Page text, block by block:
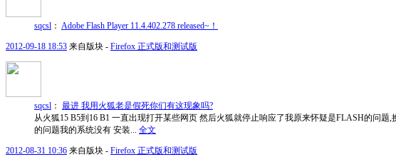
sqcsl ： Adobe Flash Player 11.4.402.278 released~！
2012-09-18 18:53 来自版块 - Firefox 正式版和测试版
sqcsl ： 最进 我用火狐老是假死你们有这现象吗?
从火狐15 B5到16 B1 一直出现打开某些网页 然后火狐就停止响应了我原来怀疑是FLASH的问
的问题我的系统没有 安装... 全文
2012-08-31 10:36 来自版块 - Firefox 正式版和测试版